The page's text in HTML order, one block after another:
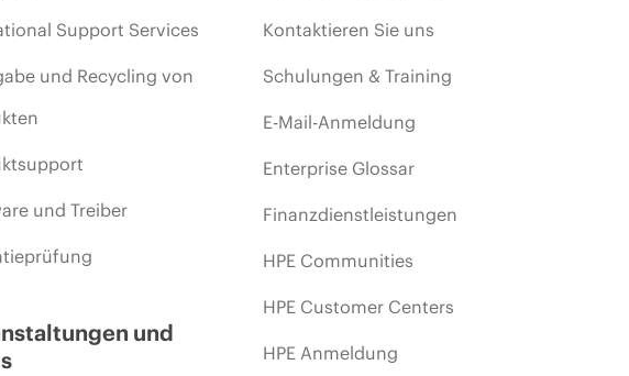
Support Services
und Recycling von
und Treiber
und
Kontaktieren Sie uns
Schulungen & Training
E-Mail-Anmeldung
Enterprise Glossar
Finanzdienstleistungen
HPE Communities
HPE Customer Centers
HPE Anmeldung